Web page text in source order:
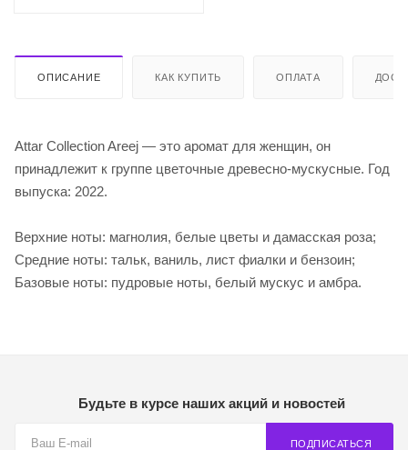
ОПИСАНИЕ КАК КУПИТЬ ОПЛАТА
Attar Collection Areej — это аромат для женщин, он
принадлежит к группе цветочные древесно-мускусные. Год
выпуска: 2022.
Верхние ноты: магнолия, белые цветы и дамасская роза;
Средние ноты: тальк, ваниль, лист фиалки и бензоин;
Базовые ноты: пудровые ноты, белый мускус и амбра.
Будьте в курсе наших акций и новостей
ПОДПИСАТЬСЯ